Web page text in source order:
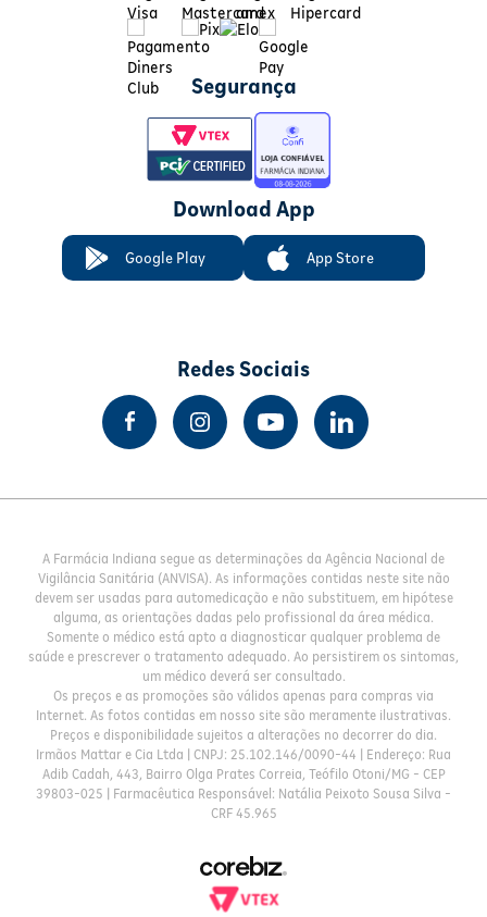
Segurança
Download App
Google Play App Store
Redes Sociais
A Farmácia Indiana segue as determinações da Agência Nacional de
Vigilância Sanitária (ANVISA). As informações contidas neste site não
devem ser usadas para automedicação e não substituem, em hipótese
alguma, as orientações dadas pelo profissional da área médica.
Somente o médico está apto a diagnosticar qualquer problema de
saúde e prescrever o tratamento adequado. Ao persistirem os sintomas,
um médico deverá ser consultado.
Os preços e as promoções são válidos apenas para compras via
Internet. As fotos contidas em nosso site são meramente ilustrativas.
Preços e disponibilidade sujeitos a alterações no decorrer do dia.
Irmãos Mattar e Cia Ltda | CNPJ: 25.102.146/0090-44 | Endereço: Rua
Adib Cadah, 443, Bairro Olga Prates Correia, Teófilo Otoni/MG - CEP
39803-025 | Farmacêutica Responsável: Natália Peixoto Sousa Silva -
CRF 45.965